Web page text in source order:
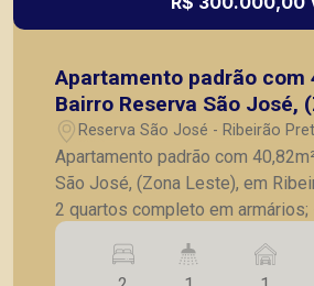
Apartamento padrão com
Bairro Reserva São José,
em Ribeirão Preto/SP.
Reserva São José - Ribeirão
Apartamento padrão com
São José, (Zona Leste), em
2 quartos completo em armários;
social; - Sala para 2 ambientes; -
planejada; - Lavanderia; - 1 vaga